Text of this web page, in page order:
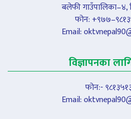
बलेफी गाउँपालिका–४,
फोन:
Email:
विज्ञापनका
फोन:-
Email: